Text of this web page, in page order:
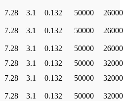
7.28 3.1 0.132 50000
26000
7.28 3.1 0.132 50000
26000
7.28 3.1 0.132 50000
26000
7.28 3.1 0.132 50000
32000
7.28 3.1 0.132 50000
32000
7.28 3.1 0.132 50000
32000